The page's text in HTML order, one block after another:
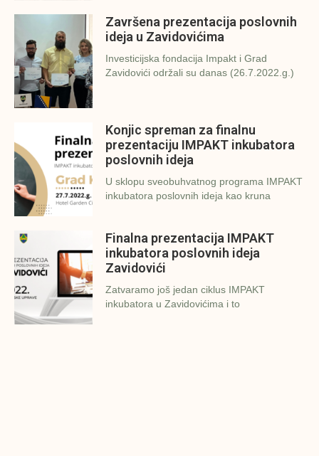
Završena prezentacija poslovnih
ideja u Zavidovićima
Investicijska fondacija Impakt i Grad
Zavidovići održali su danas (26.7.2022.g.)
Konjic spreman za finalnu
prezentaciju IMPAKT inkubatora
poslovnih ideja
U sklopu sveobuhvatnog programa IMPAKT
inkubatora poslovnih ideja kao kruna
Finalna prezentacija IMPAKT
inkubatora poslovnih ideja
Zavidovići
Zatvaramo još jedan ciklus IMPAKT
inkubatora u Zavidovićima i to